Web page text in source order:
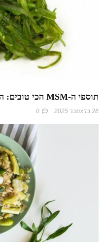
תוספי ה-MSM הכי טובים: המותגים המובילים לשנת 2026
28 בדצמבר 2025 0